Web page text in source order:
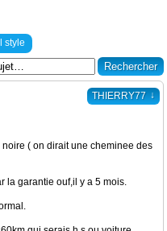
style
THIERRY77 ↓
( on dirait une cheminee des
la garantie ouf,il y a 5 mois.